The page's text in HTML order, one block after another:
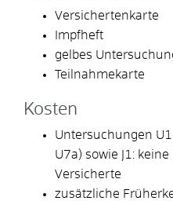
Versichertenkarte
Impfheft
gelbes
Teilnahmekarte
Kosten
Untersuchungen
U7a) sowie J1:
Versicherte
zusätzliche